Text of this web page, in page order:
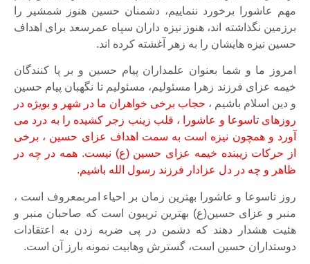
مهم عاشورا برخورد ننماییم، دشمنان حسین هنوز شمشیر را
برزمین نگذاشته اند، هنوز نیزه داران سپاه عمرسعد برای اهداف
حسین نیزه هایشان را به زهر آغشته کرده اند.
امروز ما و شما بعنوان علمداران پیام حسین و بر پا کنندگان
خیمه عزای فرزند زهرا مسئولیم، مسئولیم تا نگهبان پیام حسین
و دین اسلام باشیم ، حجاب برخی خواهران ما در شهر و بویژه در
روزهای تاسوعا و عاشورا ، قلب زینب زجر کشیده را به درد می
آورد و همچون نیزه است به سمت اهداف عزای حسین ، برخی
از حرکات زیبنده خیمه عزای حسین (ع) نیست. همه در چه در
ظاهر و چه در دل عزادار فرزند رسول الله باشیم.
روز تاسوعا و عاشورا بهترین زمان بر احیاء امربمعروف است ،
منبر و عزای حسین(ع) بهترین تریبون است که صاحبان منبر و
هئیت هشدار دهند که دشمن در پی ضربه زدن به اعتقادات
دوستداران حسین است، گسترش وهابیت نمونه بارز آن است.